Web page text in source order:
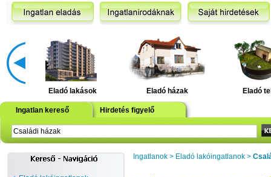
Eladó lakások Eladó házak Eladó
Ingatlan kereső Hirdetés figyelő
Ingatlanok > Eladó lakóingatlanok >